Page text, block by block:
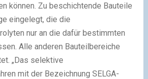
können. Zu beschichtende Bauteile
eingelegt, die die
nur an die dafür bestimmten
Alle anderen Bauteilbereiche
„Das selektive
mit der Bezeichnung SELGA-